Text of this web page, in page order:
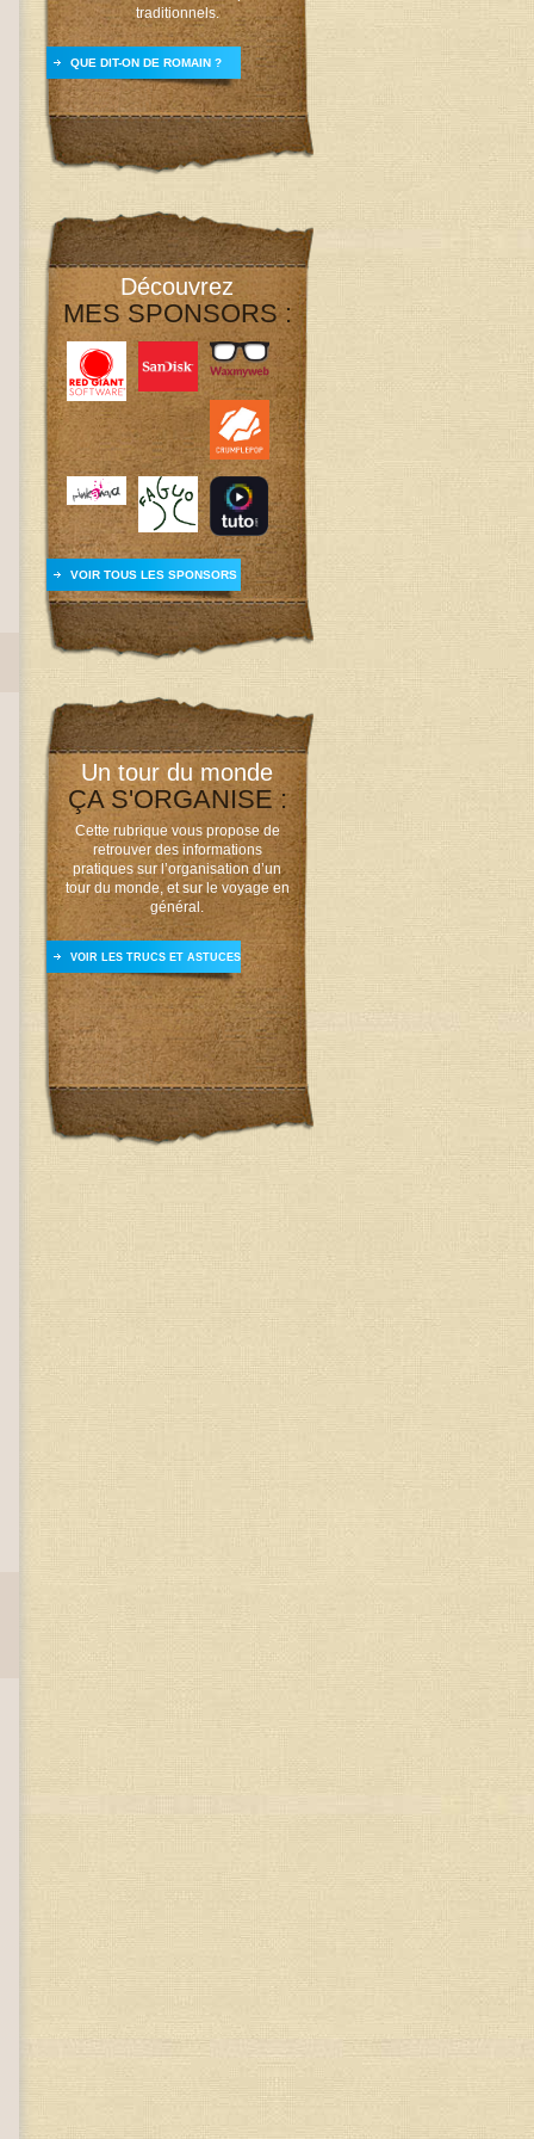
traditionnels.
QUE DIT-ON DE ROMAIN ?
Découvrez
MES SPONSORS :
VOIR TOUS LES SPONSORS
Un tour du monde
ÇA S'ORGANISE :
Cette rubrique vous propose de
retrouver des informations
pratiques sur l’organisation d’un
tour du monde, et sur le voyage en
général.
VOIR LES TRUCS ET ASTUCES